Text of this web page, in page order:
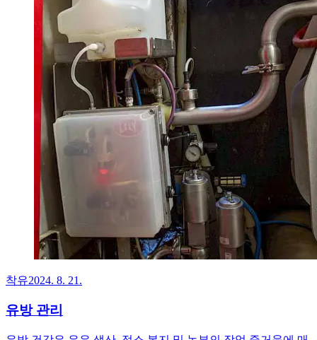
착유2024. 8. 21.
유방 관리